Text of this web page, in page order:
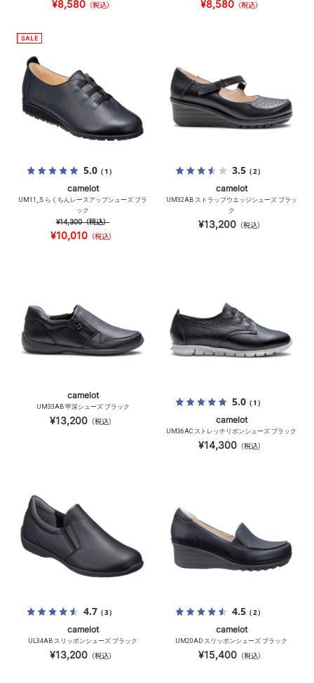
¥8,580 （税込） ¥8,580 （税込）
5.0（1）
camelot
UM11_S らくちんレースアップシューズ ブラ
ック
¥14,300（税込）
¥10,010（税込）
3.5（2）
camelot
UM32AB ストラップウエッジシューズ ブラッ
ク
¥13,200 （税込）
camelot
UM33AB 甲深シューズ ブラック
¥13,200 （税込）
5.0（1）
camelot
UM36AC ストレッチリボンシューズ ブラック
¥14,300（税込）
4.7（3）
camelot
UL34AB スリッポンシューズ ブラック
¥13,200 （税込）
4.5（2）
camelot
UM20AD スリッポンシューズ ブラック
¥15,400（税込）